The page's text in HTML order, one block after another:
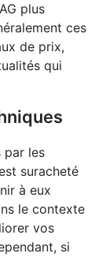
plus
ces
de prix,
qui
par les
suracheté
à eux
le contexte
vos
si